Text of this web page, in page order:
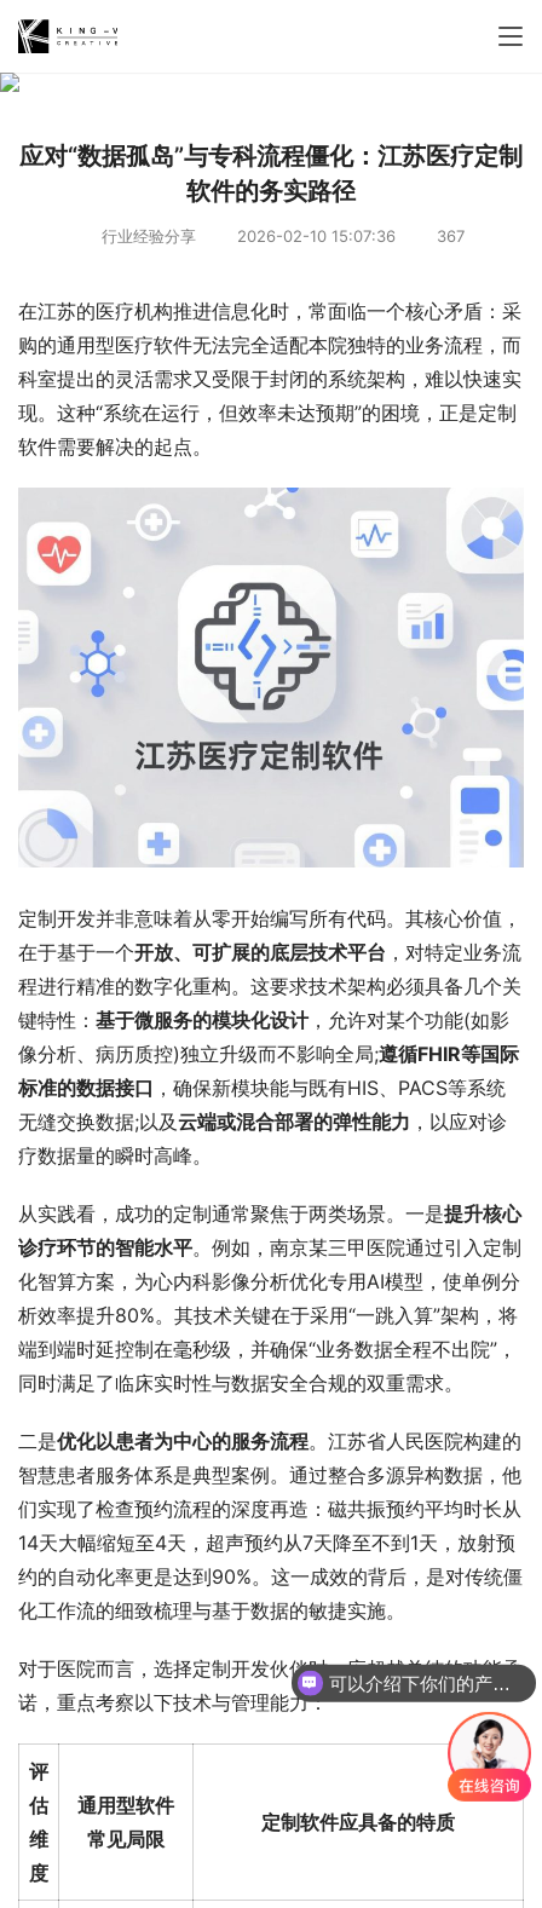
应对“数据孤岛”与专科流程僵化：江苏医疗定制
软件的务实路径
行业经验分享 2026-02-10 15:07:36 367
在江苏的医疗机构推进信息化时，常面临一个核心矛盾：采
购的通用型医疗软件无法完全适配本院独特的业务流程，而
科室提出的灵活需求又受限于封闭的系统架构，难以快速实
现。这种“系统在运行，但效率未达预期”的困境，正是定制
软件需要解决的起点。
定制开发并非意味着从零开始编写所有代码。其核心价值，
在于基于一个开放、可扩展的底层技术平台 ，对特定业务流
程进行精准的数字化重构。这要求技术架构必须具备几个关
键特性： 基于微服务的模块化设计，允许对某个功能(如影
像分析、病历质控)独立升级而不影响全局;遵循FHIR等国际
标准的数据接口 ，确保新模块能与既有HIS、PACS等系统
无缝交换数据;以及云端或混合部署的弹性能力 ，以应对诊
疗数据量的瞬时高峰。
从实践看，成功的定制通常聚焦于两类场景。一是提升核心
诊疗环节的智能水平。例如，南京某三甲医院通过引入定制
化智算方案，为心内科影像分析优化专用AI模型，使单例分
析效率提升80%。其技术关键在于采用“一跳入算”架构，将
端到端时延控制在毫秒级，并确保“业务数据全程不出院”，
同时满足了临床实时性与数据安全合规的双重需求。
二是优化以患者为中心的服务流程。江苏省人民医院构建的
智慧患者服务体系是典型案例。通过整合多源异构数据，他
们实现了检查预约流程的深度再造：磁共振预约平均时长从
14天大幅缩短至4天，超声预约从7天降至不到1天，放射预
约的自动化率更是达到90%。这一成效的背后，是对传统僵
化工作流的细致梳理与基于数据的敏捷实施。
对于医院而言，选择定制开发伙伴时，应超越单纯的功能承
诺，重点考察以下技术与管理能力：
评
估
维
度
通用型软件
常见局限
定制软件应具备的特质
可以介绍下你们的产品么